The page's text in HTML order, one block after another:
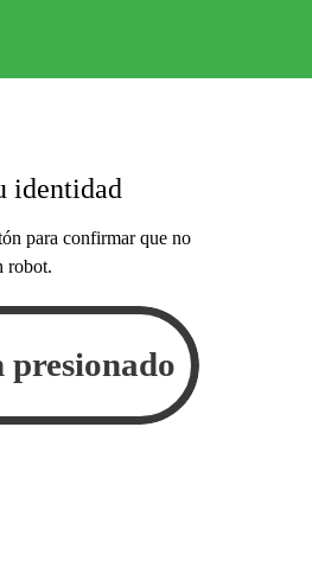
identidad
para confirmar que no
robot.